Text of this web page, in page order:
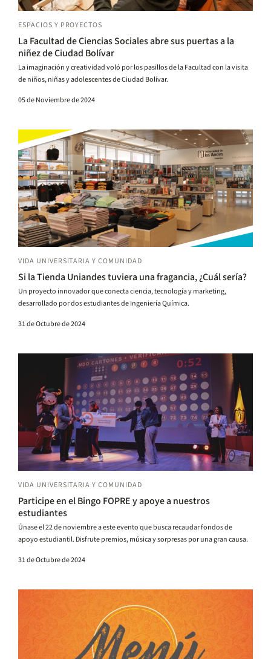
ESPACIOS Y PROYECTOS
La Facultad de Ciencias Sociales abre sus puertas a la
niñez de Ciudad Bolívar
La imaginación y creatividad voló por los pasillos de la Facultad con la visita
de niños, niñas y adolescentes de Ciudad Bolívar.
05 de Noviembre de 2024
VIDA UNIVERSITARIA Y COMUNIDAD
Si la Tienda Uniandes tuviera una fragancia, ¿Cuál sería?
Un proyecto innovador que conecta ciencia, tecnología y marketing,
desarrollado por dos estudiantes de Ingeniería Química.
31 de Octubre de 2024
VIDA UNIVERSITARIA Y COMUNIDAD
Participe en el Bingo FOPRE y apoye a nuestros
estudiantes
Únase el 22 de noviembre a este evento que busca recaudar fondos de
apoyo estudiantil. Disfrute premios, música y sorpresas por una gran causa.
31 de Octubre de 2024